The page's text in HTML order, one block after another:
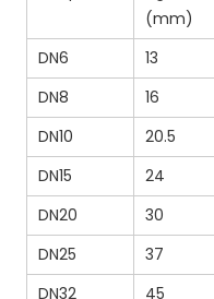
(mm)
DN6 13
DN8
16
DN10
20.5
DN15
24
DN20
30
DN25
37
DN32
45